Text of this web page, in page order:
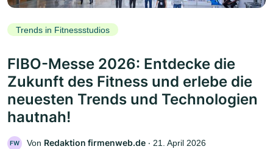
Trends in Fitnessstudios
FIBO-Messe 2026: Entdecke die
Zukunft des Fitness und erlebe die
neuesten Trends und Technologien
hautnah!
FW Von Redaktion firmenweb.de ‧ 21. April 2026